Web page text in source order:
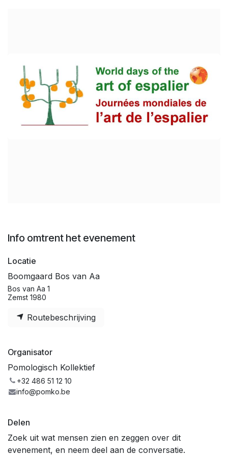
Info omtrent het evenement
Locatie
Boomgaard Bos van Aa
Bos van Aa 1
Zemst 1980
Routebeschrijving
Organisator
Pomologisch Kollektief
+32 486 51 12 10
info@pomko.be
Delen
Zoek uit wat mensen zien en zeggen over dit
evenement, en neem deel aan de conversatie.